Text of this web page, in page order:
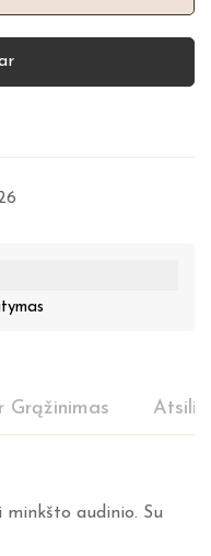
Grąžinimas
minkšto audinio. Su